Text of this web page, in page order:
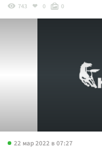
743 0 0
22 мар 2022 в 07:27